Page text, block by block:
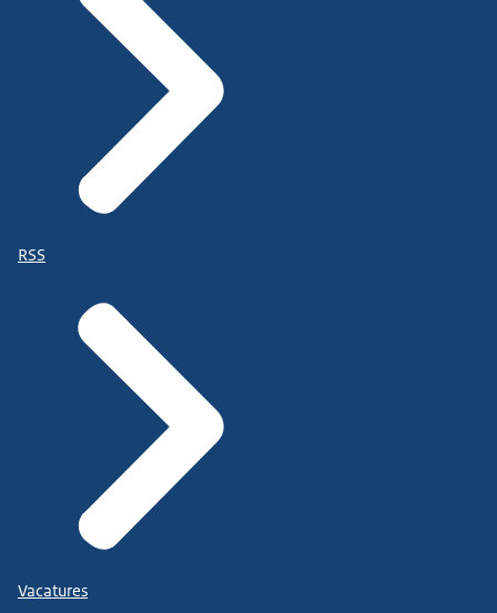
RSS
Vacatures